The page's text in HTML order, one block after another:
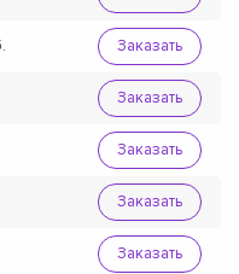
Заказать
Заказать
Заказать
Заказать
Заказать